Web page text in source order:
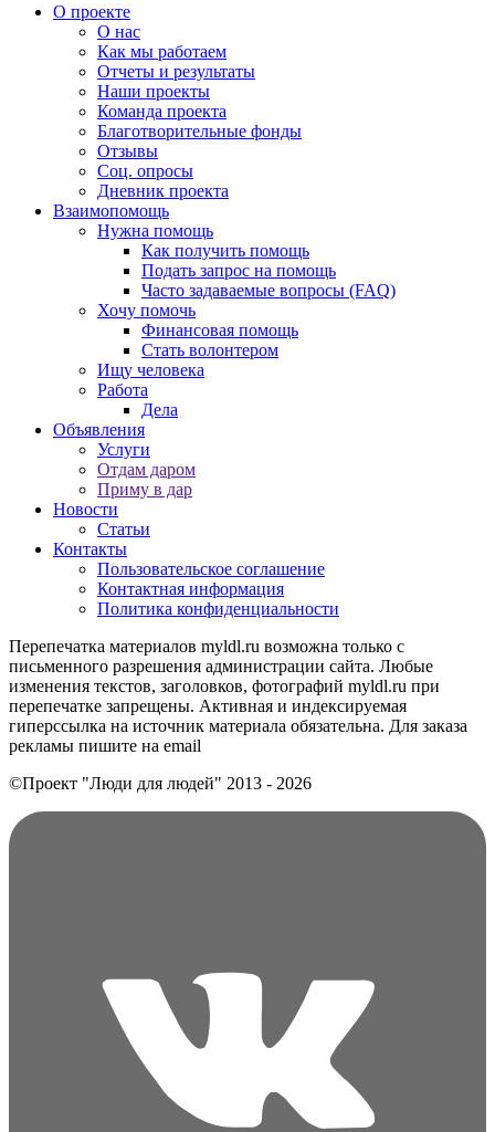
О проекте
О нас
Как мы работаем
Отчеты и результаты
Наши проекты
Команда проекта
Благотворительные фонды
Отзывы
Соц. опросы
Дневник проекта
Взаимопомощь
Нужна помощь
Как получить помощь
Подать запрос на помощь
Часто задаваемые вопросы (FAQ)
Хочу помочь
Финансовая помощь
Стать волонтером
Ищу человека
Работа
Дела
Объявления
Услуги
Отдам даром
Приму в дар
Новости
Статьи
Контакты
Пользовательское соглашение
Контактная информация
Политика конфиденциальности
Перепечатка материалов myldl.ru возможна только с
письменного разрешения администрации сайта. Любые
изменения текстов, заголовков, фотографий myldl.ru при
перепечатке запрещены. Активная и индексируемая
гиперссылка на источник материала обязательна. Для заказа
рекламы пишите на еmail
©Проект "Люди для людей" 2013 - 2026